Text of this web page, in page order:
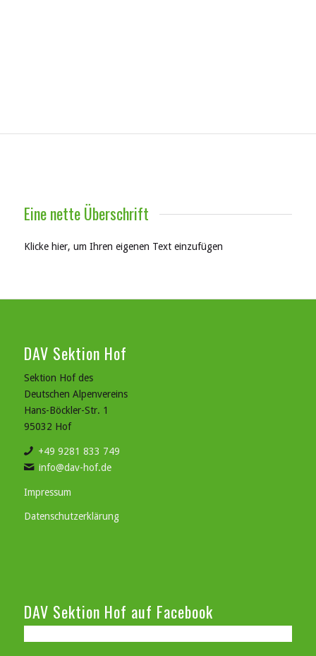
Eine nette Überschrift
Klicke hier, um Ihren eigenen Text einzufügen
DAV Sektion Hof
Sektion Hof des
Deutschen Alpenvereins
Hans-Böckler-Str. 1
95032 Hof
+49 9281 833 749
info@dav-hof.de
Impressum
Datenschutzerklärung
DAV Sektion Hof auf Facebook